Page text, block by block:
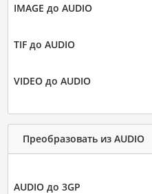
IMAGE до AUDIO
TIF до AUDIO
VIDEO до AUDIO
Преобразовать из AUDIO
AUDIO до 3GP